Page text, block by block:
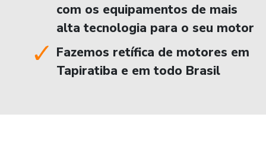
com os equipamentos de mais
alta tecnologia para o seu motor
Fazemos retífica de motores em
Tapiratiba e em todo Brasil